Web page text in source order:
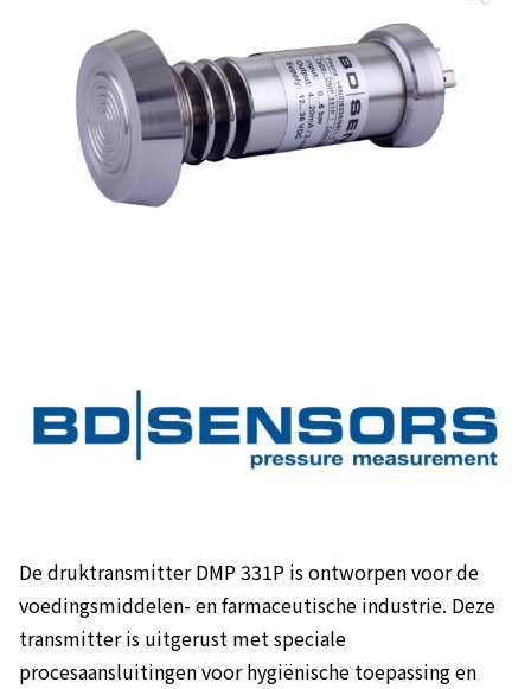
De druktransmitter DMP 331P is ontworpen voor de
voedingsmiddelen- en farmaceutische industrie. Deze
transmitter is uitgerust met speciale
procesaansluitingen voor hygiënische toepassing en